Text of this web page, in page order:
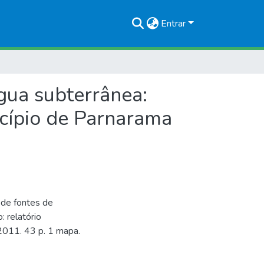
Entrar
subterrânea:
de Parnarama
fontes de
relatório
43 p. 1 mapa.